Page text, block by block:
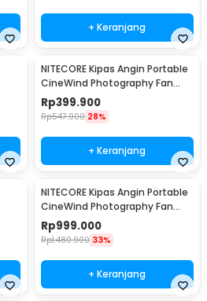
+ Keranjang
NITECORE Kipas Angin Portable
CineWind Photography Fan
11000 RPM - CW10
Rp399.900
Rp547.900 28%
+ Keranjang
NITECORE Kipas Angin Portable
CineWind Photography Fan
7900RPM - CW30
Rp999.000
Rp1.480.900 33%
+ Keranjang